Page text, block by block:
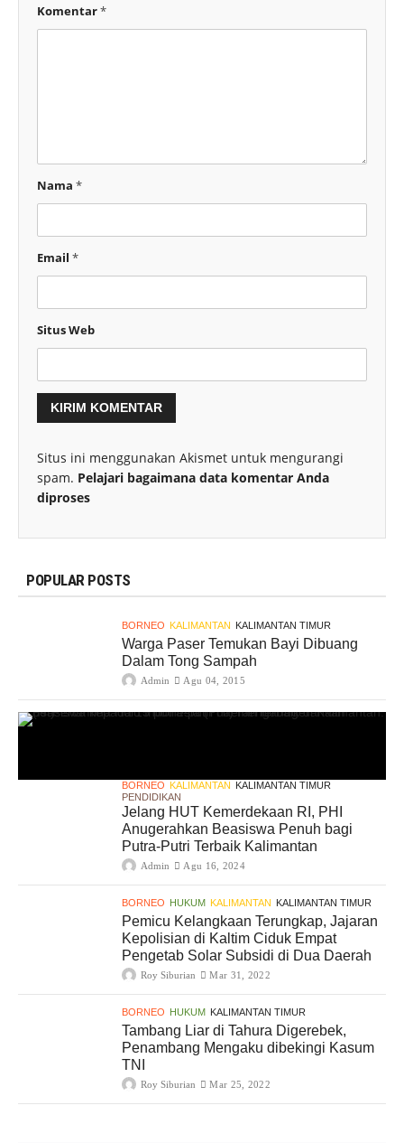
Komentar*
Nama *
Email *
Situs Web
Situs ini menggunakan Akismet untuk mengurangi
spam. Pelajari bagaimana data komentar Anda
diproses
POPULAR POSTS
BORNEO KALIMANTAN KALIMANTAN TIMUR
Warga Paser Temukan Bayi Dibuang
Dalam Tong Sampah
Admin Agu 04, 2015
BORNEO KALIMANTAN KALIMANTAN TIMUR
PENDIDIKAN
Jelang HUT Kemerdekaan RI, PHI
Anugerahkan Beasiswa Penuh bagi
Putra-Putri Terbaik Kalimantan
Admin Agu 16, 2024
BORNEO HUKUM KALIMANTAN KALIMANTAN TIMUR
Pemicu Kelangkaan Terungkap, Jajaran
Kepolisian di Kaltim Ciduk Empat
Pengetab Solar Subsidi di Dua Daerah
Roy Siburian Mar 31, 2022
BORNEO HUKUM KALIMANTAN TIMUR
Tambang Liar di Tahura Digerebek,
Penambang Mengaku dibekingi Kasum
TNI
Roy Siburian Mar 25, 2022